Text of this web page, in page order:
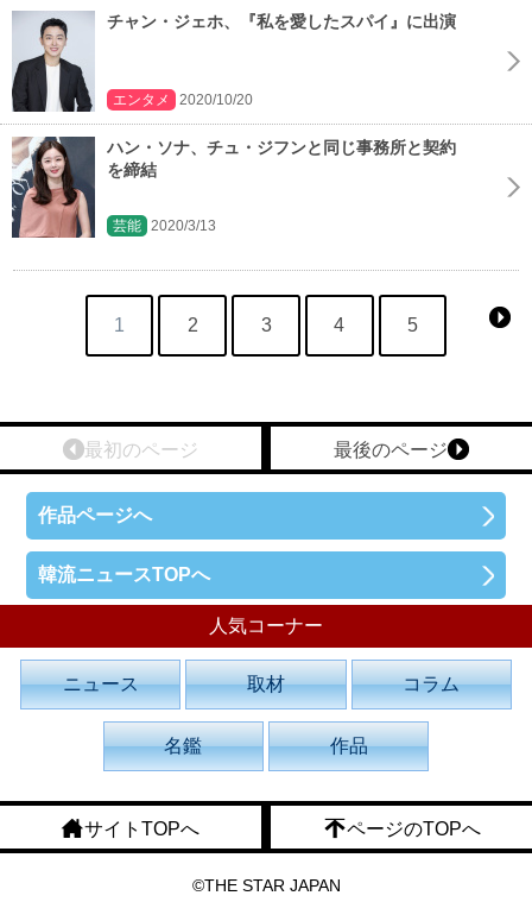
チャン・ジェホ、『私を愛したスパイ』に出演
エンタメ 2020/10/20
ハン・ソナ、チュ・ジフンと同じ事務所と契約
を締結
芸能 2020/3/13
1 2 3 4 5
最後のページ
最初のページ
作品ページへ
韓流ニュースTOPへ
人気コーナー
ニュース 取材 コラム
名鑑 作品
サイトTOPへ ページのTOPへ
©THE STAR JAPAN